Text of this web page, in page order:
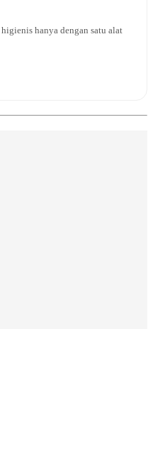
hanya dengan satu alat